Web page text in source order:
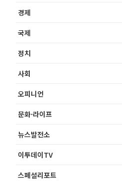
경제
국제
정치
사회
오피니언
문화·라이프
뉴스발전소
이투데이TV
스페셜리포트